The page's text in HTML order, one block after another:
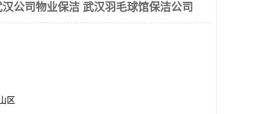
公司物业保洁 武汉羽毛球馆保洁公司
区